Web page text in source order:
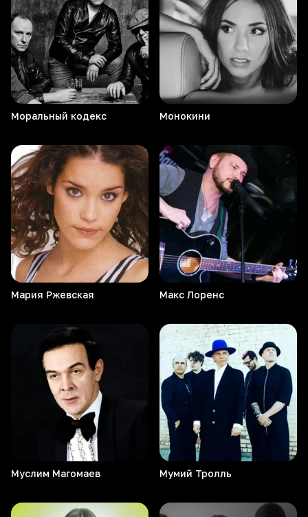
Моральный кодекс Монокини
Мария Ржевская Макс Лоренс
Муслим Магомаев Мумий Тролль